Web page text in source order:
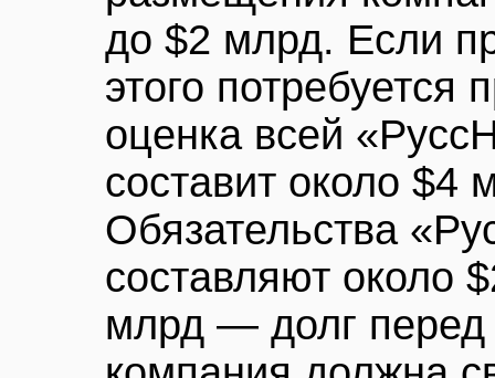
до $2 млрд. Если
этого потребуется
оценка всей
составит около $4
Обязательства
составляют около
млрд — долг